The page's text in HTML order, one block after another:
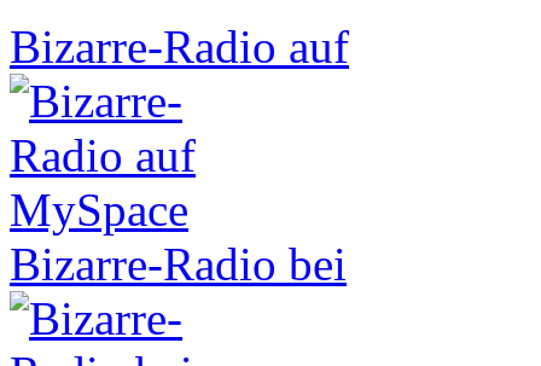
Bizarre-Radio auf
Bizarre-Radio bei